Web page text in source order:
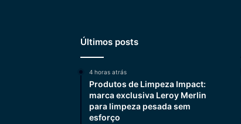
Últimos posts
4 horas atrás
Produtos de Limpeza Impact:
marca exclusiva Leroy Merlin
para limpeza pesada sem
esforço